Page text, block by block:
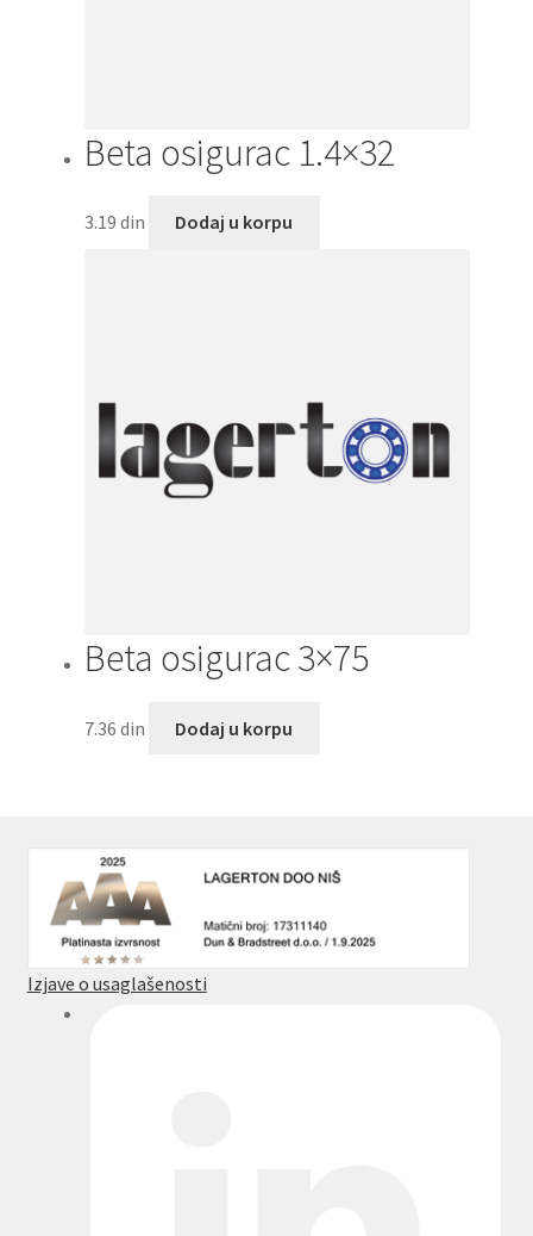
Beta osigurac 1.4×32
3.19 din Dodaj u korpu
Beta osigurac 3×75
7.36 din Dodaj u korpu
Izjave o usaglašenosti